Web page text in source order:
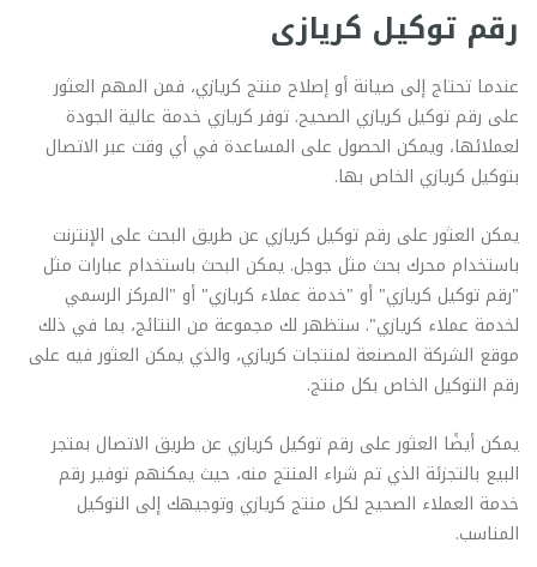
رقم توكيل كريازى
عندما تحتاج إلى صيانة أو إصلاح منتج كريازي، فمن المهم العثور
على رقم توكيل كريازي الصحيح. توفر كريازي خدمة عالية الجودة
لعملائها، ويمكن الحصول على المساعدة في أي وقت عبر الاتصال
بتوكيل كريازي الخاص بها.
يمكن العثور على رقم توكيل كريازي عن طريق البحث على الإنترنت
باستخدام محرك بحث مثل جوجل. يمكن البحث باستخدام عبارات مثل
"رقم توكيل كريازي" أو "خدمة عملاء كريازي" أو "المركز الرسمي
لخدمة عملاء كريازي". ستظهر لك مجموعة من النتائج، بما في ذلك
موقع الشركة المصنعة لمنتجات كريازي، والذي يمكن العثور فيه على
رقم التوكيل الخاص بكل منتج.
يمكن أيضًا العثور على رقم توكيل كريازي عن طريق الاتصال بمتجر
البيع بالتجزئة الذي تم شراء المنتج منه، حيث يمكنهم توفير رقم
خدمة العملاء الصحيح لكل منتج كريازي وتوجيهك إلى التوكيل
المناسب.